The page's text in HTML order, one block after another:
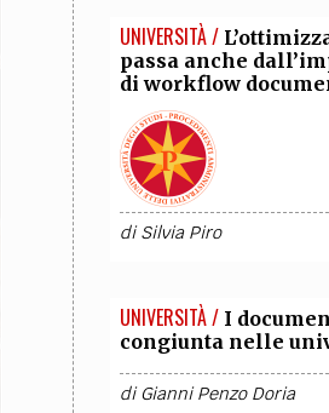
COLLABORA CON NOI
UNIVERSITÀ /
passa anche
di workflow
diSilvia Piro
UNIVERSITÀ / I
congiunta nelle
diGianni Penzo Doria